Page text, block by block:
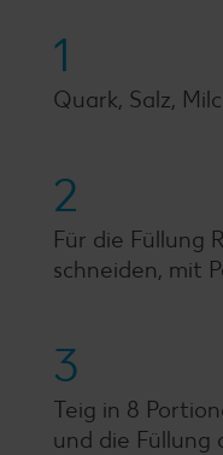
1
Quark, Salz,
2
Für die Füllung
schneiden, mit
3
Teig in 8
und die Füllung